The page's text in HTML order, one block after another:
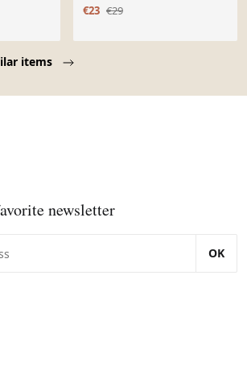
items
€23 €29
newsletter
OK